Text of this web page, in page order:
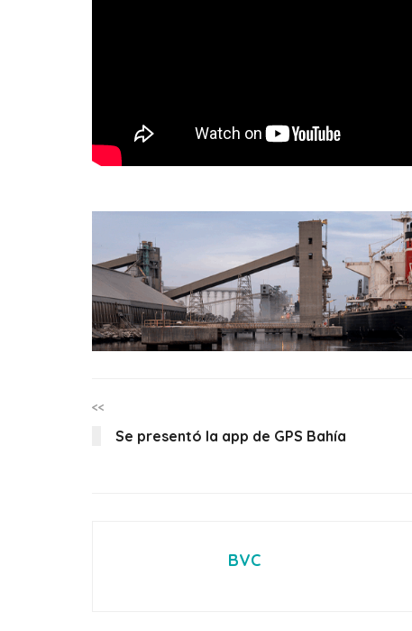
<<
Se presentó la app de GPS Bahía
BVC